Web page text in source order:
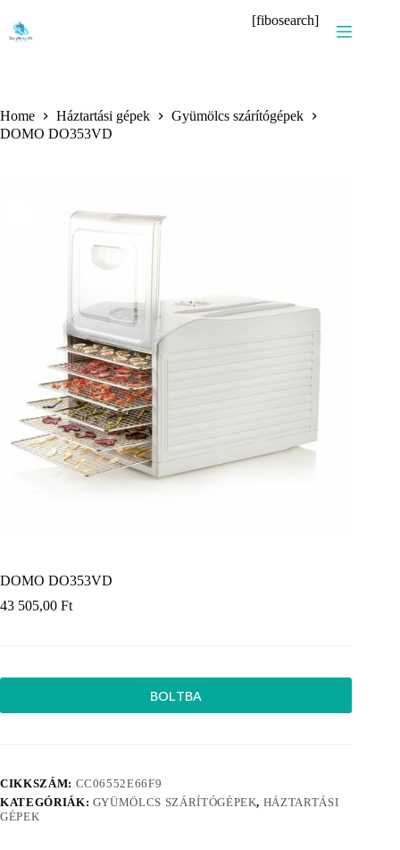
content
[fibosearch]
Home Háztartási gépek
Gyümölcs szárítógépek
DOMO DO353VD
DOMO DO353VD
43 505,00 Ft
BOLTBA
CIKKSZÁM: CC06552E66F9
KATEGÓRIÁK: GYÜMÖLCS SZÁRÍTÓGÉPEK, HÁZTARTÁSI
GÉPEK